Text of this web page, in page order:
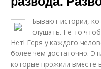
Бывают истории,
слушать. Не то
Нет! Горя у каждого
более чем достаточно.
которые прожили вместе